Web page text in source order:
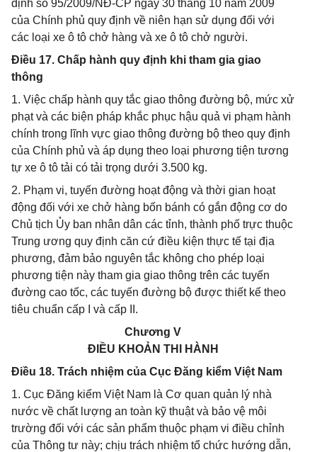
định số 95/2009/NĐ-CP ngày 30 tháng 10 năm 2009
của Chính phủ quy định về niên hạn sử dụng đối với
các loại xe ô tô chở hàng và xe ô tô chở người.
Điều 17. Chấp hành quy định khi tham gia giao
thông
1. Việc chấp hành quy tắc giao thông đường bộ, mức xử
phạt và các biện pháp khắc phục hậu quả vi phạm hành
chính trong lĩnh vực giao thông đường bộ theo quy định
của Chính phủ và áp dụng theo loại phương tiện tương
tự xe ô tô tải có tải trọng dưới 3.500 kg.
2. Phạm vi, tuyến đường hoạt động và thời gian hoạt
động đối với xe chở hàng bốn bánh có gắn động cơ do
Chủ tịch Ủy ban nhân dân các tỉnh, thành phố trực thuộc
Trung ương quy định căn cứ điều kiện thực tế tại địa
phương, đảm bảo nguyên tắc không cho phép loại
phương tiện này tham gia giao thông trên các tuyến
đường cao tốc, các tuyến đường bộ được thiết kế theo
tiêu chuẩn cấp I và cấp II.
Chương V
ĐIỀU KHOẢN THI HÀNH
Điều 18. Trách nhiệm của Cục Đăng kiểm Việt Nam
1. Cục Đăng kiểm Việt Nam là Cơ quan quản lý nhà
nước về chất lượng an toàn kỹ thuật và bảo vệ môi
trường đối với các sản phẩm thuộc phạm vi điều chỉnh
của Thông tư này; chịu trách nhiệm tổ chức hướng dẫn,